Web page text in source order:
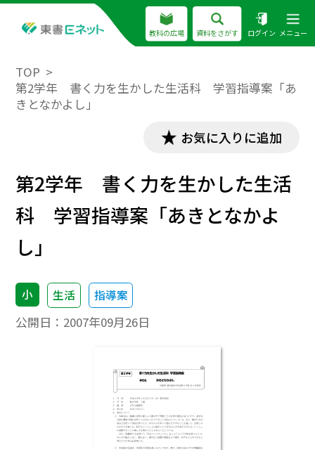
教科の広場 資料をさがす ログイン メニュー
TOP
第2学年 書く力を生かした生活科 学習指導案「あ
きとなかよし」
お気に入りに追加
第2学年 書く力を生かした生活
科 学習指導案「あきとなかよ
し」
小 生活 指導案
公開日： 2007年09月26日